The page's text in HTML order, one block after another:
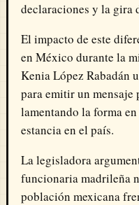
declaraciones y la gira
El impacto de este
en México durante la
Kenia López Rabadán
para emitir un
lamentando la forma
estancia en el país.
La legisladora
funcionaria madrileña
población mexicana